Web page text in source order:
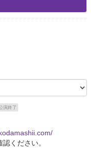
演終了
ください。